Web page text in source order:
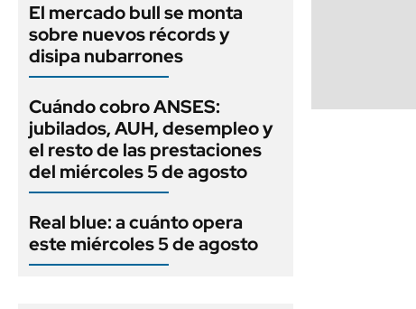
El mercado bull se monta
sobre nuevos récords y
disipa nubarrones
Cuándo cobro ANSES:
jubilados, AUH, desempleo y
el resto de las prestaciones
del miércoles 5 de agosto
Real blue: a cuánto opera
este miércoles 5 de agosto